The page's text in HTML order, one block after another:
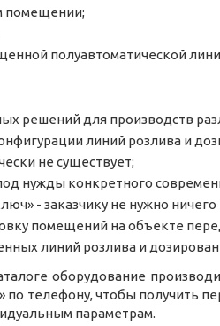
помещении;
полуавтоматической
решений для производств
линий розлива и
не существует;
нужды конкретного
- заказчику не нужно
помещений на объекте
линий розлива и
оборудование
по телефону, чтобы получить
параметрам.